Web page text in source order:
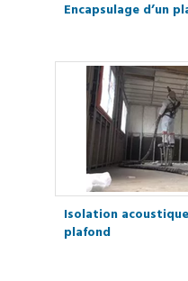
Encapsulage d’un
Isolation
plafond